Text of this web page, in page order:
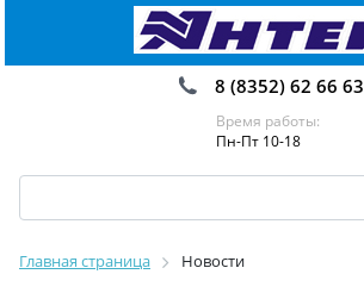
8 (8352) 62 66 63
Время работы:
Пн-Пт 10-18
Главная страница Новости